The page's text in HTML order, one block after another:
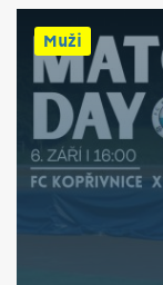
Muži